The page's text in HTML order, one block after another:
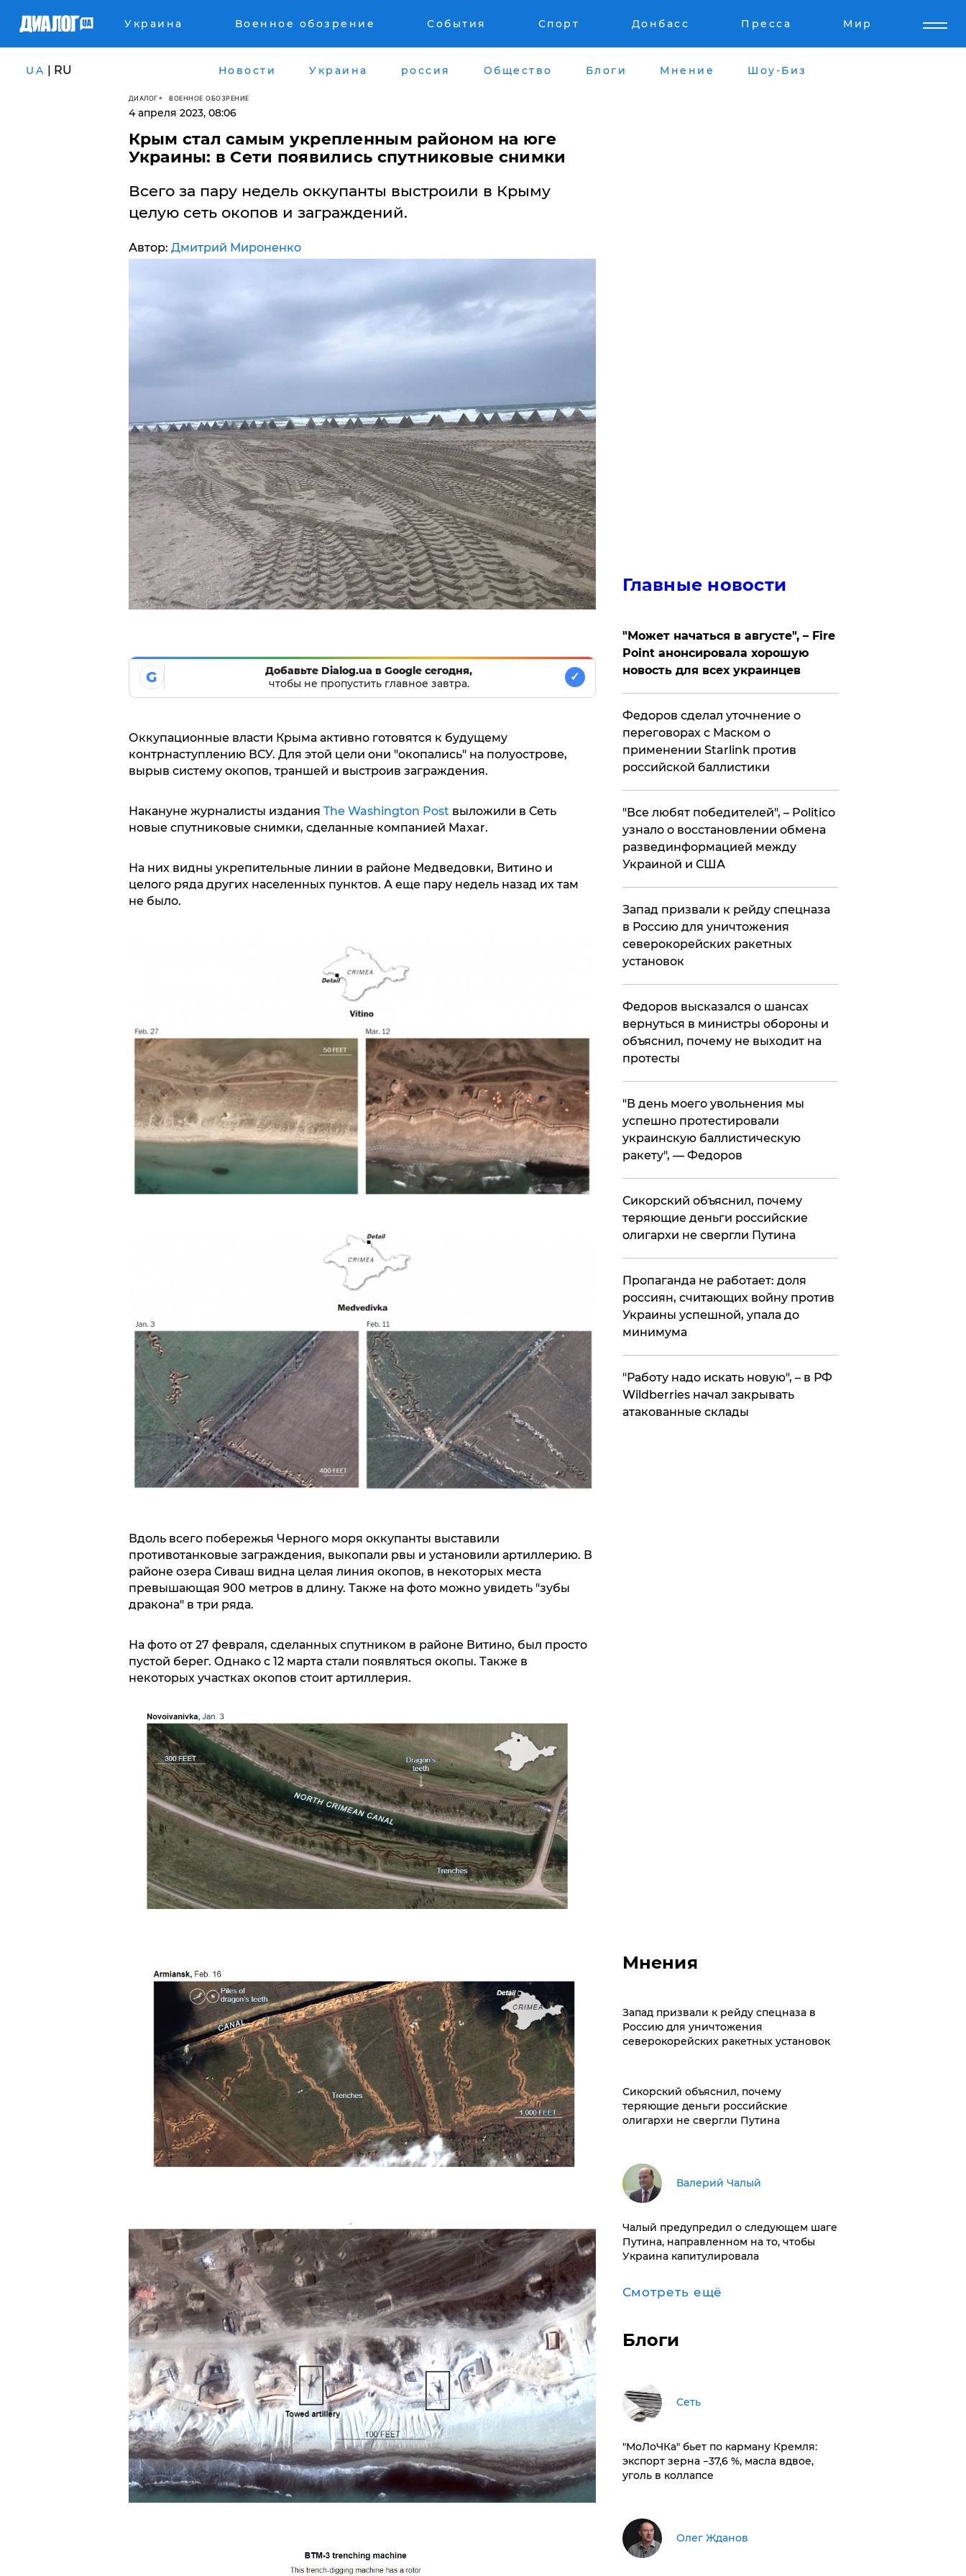
Украина Военное обозрение События Спорт Донбасс Пресса Мир
UA | RU Новости Украина россия Общество Блоги Мнение Шоу-Биз
ДИАЛОГ ВОЕННОЕ ОБОЗРЕНИЕ
4 апреля 2023, 08:06
​Крым стал самым укрепленным районом на юге
Украины: в Сети появились спутниковые снимки
Всего за пару недель оккупанты выстроили в Крыму
целую сеть окопов и заграждений.
Автор: Дмитрий Мироненко
G
Добавьте Dialog.ua в Google сегодня,
чтобы не пропустить главное завтра.
✓
Оккупационные власти Крыма активно готовятся к будущему
контрнаступлению ВСУ. Для этой цели они "окопались" на полуострове,
вырыв систему окопов, траншей и выстроив заграждения.
Накануне журналисты издания The Washington Post выложили в Сеть
новые спутниковые снимки, сделанные компанией Maxar.
На них видны укрепительные линии в районе Медведовки, Витино и
целого ряда других населенных пунктов. А еще пару недель назад их там
не было.
Вдоль всего побережья Черного моря оккупанты выставили
противотанковые заграждения, выкопали рвы и установили артиллерию. В
районе озера Сиваш видна целая линия окопов, в некоторых места
превышающая 900 метров в длину. Также на фото можно увидеть "зубы
дракона" в три ряда.
На фото от 27 февраля, сделанных спутником в районе Витино, был просто
пустой берег. Однако с 12 марта стали появляться окопы. Также в
некоторых участках окопов стоит артиллерия.
Главные новости
"Может начаться в августе", – Fire
Point анонсировала хорошую
новость для всех украинцев
Федоров сделал уточнение о
переговорах с Маском о
применении Starlink против
российской баллистики
​"Все любят победителей", – Politico
узнало о восстановлении обмена
развединформацией между
Украиной и США
Запад призвали к рейду спецназа
в Россию для уничтожения
северокорейских ракетных
установок
Федоров высказался о шансах
вернуться в министры обороны и
объяснил, почему не выходит на
протесты
​"В день моего увольнения мы
успешно протестировали
украинскую баллистическую
ракету", — Федоров
Сикорский объяснил, почему
теряющие деньги российские
олигархи не свергли Путина
​Пропаганда не работает: доля
россиян, считающих войну против
Украины успешной, упала до
минимума
"Работу надо искать новую", – в РФ
Wildberries начал закрывать
атакованные склады
Мнения
Запад призвали к рейду спецназа в
Россию для уничтожения
северокорейских ракетных установок
Сикорский объяснил, почему
теряющие деньги российские
олигархи не свергли Путина
Валерий Чалый
Чалый предупредил о следующем шаге
Путина, направленном на то, чтобы
Украина капитулировала
Смотреть ещё
Блоги
Сеть
​"МоЛоЧКа" бьет по карману Кремля:
экспорт зерна −37,6 %, масла вдвое,
уголь в коллапсе
Олег Жданов